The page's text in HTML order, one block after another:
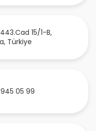
15/1-B,
, Türkiye
05 99